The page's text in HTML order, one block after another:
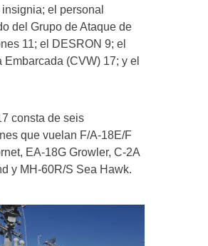
el personal
del Grupo de Ataque de
11; el DESRON 9; el
Embarcada (CVW) 17; y el
consta de seis
que vuelan F/A-18E/F
EA-18G Growler, C-2A
y MH-60R/S Sea Hawk.